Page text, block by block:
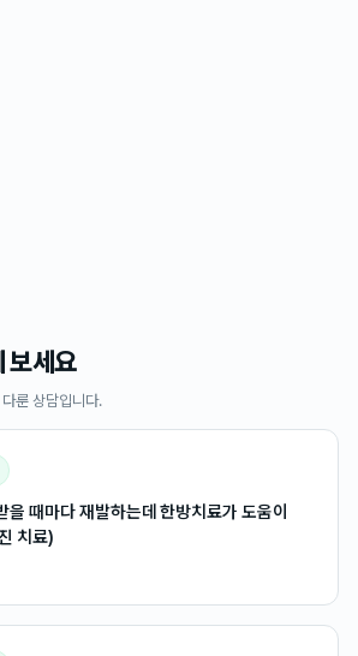
보세요
룬 상담입니다.
을 때마다 재발하는데 한방치료가 도움이
치료)